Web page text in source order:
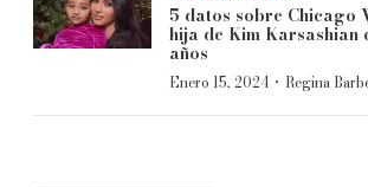
5 datos sobre Chicago
hija de Kim Karsashian
años
Enero 15, 2024 · Regina